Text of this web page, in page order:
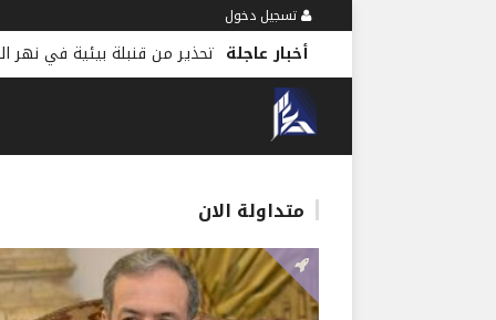
تسجيل دخول
أخبار عاجلة
متداولة الان